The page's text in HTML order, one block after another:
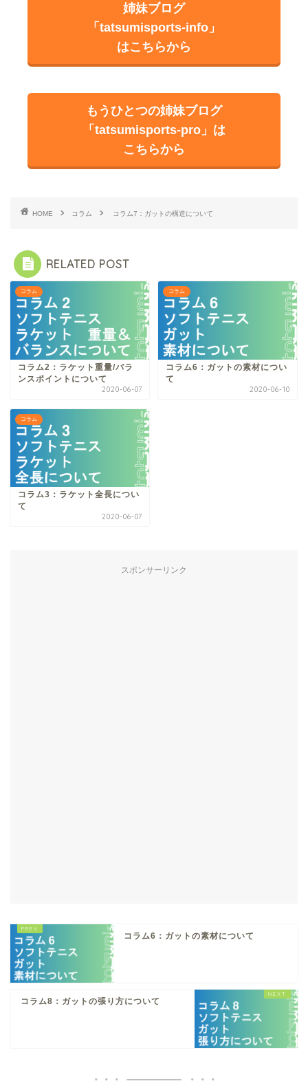
姉妹ブログ
「tatsumisports-info」
はこちらから
もうひとつの姉妹ブログ
「tatsumisports-pro」は
こちらから
HOME コラム コラム7：ガットの構造について
RELATED POST
コラム
コラム2：ラケット重量/バラ
ンスポイントについて
2020-06-07
コラム
コラム6：ガットの素材につい
て
2020-06-10
コラム
コラム3：ラケット全長につい
て
2020-06-07
スポンサーリンク
コラム6：ガットの素材について
コラム8：ガットの張り方について